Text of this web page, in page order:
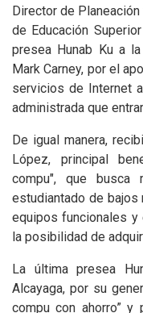
Director de
de Educación
presea Hunab Ku a
Mark Carney, por el
servicios de Internet
administrada que
De igual manera,
López, principal
compu", que busca
estudiantado de bajos
equipos funcionales y
la posibilidad de
La última presea
Alcayaga, por su
compu con ahorro” y